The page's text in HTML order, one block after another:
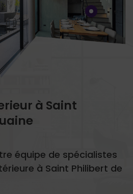
à Saint
équipe de spécialistes
à Saint Philibert de